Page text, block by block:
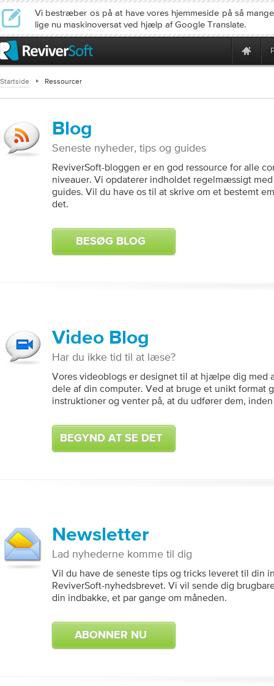
Vi bestræber os på at have vores hjemmeside på så
lige nu maskinoversat ved hjælp af Google Translate.
Startside Ressourcer
Blog
Seneste nyheder, tips og guides
ReviverSoft-bloggen er en god ressource for alle
niveauer. Vi opdaterer indholdet regelmæssigt
guides. Vil du have os til at skrive om et bestemt
det.
BESØG BLOG
Video Blog
Har du ikke tid til at læse?
Vores videoblogs er designet til at hjælpe dig med
dele af din computer. Ved at bruge et unikt format
instruktioner og venter på, at du udfører dem,
BEGYND AT SE DET
Newsletter
Lad nyhederne komme til dig
Vil du have de seneste tips og tricks leveret til din
ReviverSoft-nyhedsbrevet. Vi vil sende dig
din indbakke, et par gange om måneden.
ABONNER NU